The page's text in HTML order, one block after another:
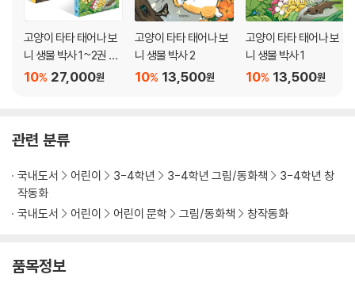
고양이 타타 태어나 보
니 생물 박사 1~2권 세
트
27,000원
10%
고양이 타타 태어나 보
니 생물 박사 2
13,500원
10%
고양이 타타 태어나 보
니 생물 박사 1
13,500원
10%
관련 분류
국내도서 어린이 3-4학년 3-4학년 그림/동화책
3-4학년 창
작동화
국내도서
어린이 어린이 문학 그림/동화책 창작동화
품목정보